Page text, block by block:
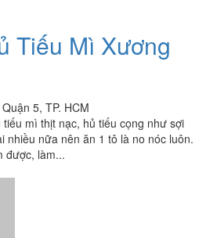
Tiếu Mì Xương
5, TP. HCM
tiếu mì thịt nạc, hủ tiếu cọng như sợi
nhiều nữa nên ăn 1 tô là no nóc luôn.
được, làm...